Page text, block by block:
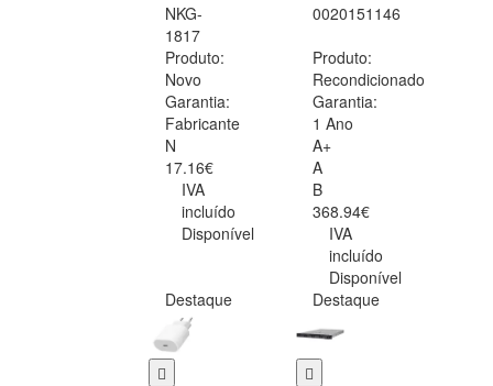
NKG-
1817
Produto:
Novo
Garantia:
Fabricante
N
17.16€
IVA
incluído
Disponível
0020151146
Produto:
Recondicionado
Garantia:
1 Ano
A+
A
B
368.94€
IVA
incluído
Disponível
Destaque
Destaque